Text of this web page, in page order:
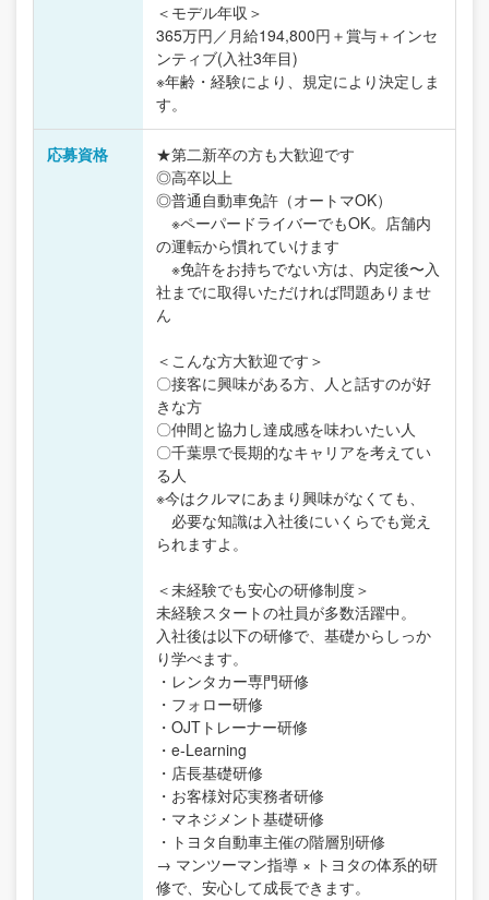
＜モデル年収＞
365万円／月給194,800円＋賞与＋インセ
ンティブ(入社3年目)
※年齢・経験により、規定により決定しま
す。
応募資格
★第二新卒の方も大歓迎です
◎高卒以上
◎普通自動車免許（オートマOK）
※ペーパードライバーでもOK。店舗内
の運転から慣れていけます
※免許をお持ちでない方は、内定後〜入
社までに取得いただければ問題ありませ
ん
＜こんな方大歓迎です＞
〇接客に興味がある方、人と話すのが好
きな方
〇仲間と協力し達成感を味わいたい人
〇千葉県で長期的なキャリアを考えてい
る人
※今はクルマにあまり興味がなくても、
必要な知識は入社後にいくらでも覚え
られますよ。
＜未経験でも安心の研修制度＞
未経験スタートの社員が多数活躍中。
入社後は以下の研修で、基礎からしっか
り学べます。
・レンタカー専門研修
・フォロー研修
・OJTトレーナー研修
・e-Learning
・店長基礎研修
・お客様対応実務者研修
・マネジメント基礎研修
・トヨタ自動車主催の階層別研修
→ マンツーマン指導 × トヨタの体系的研
修で、安心して成長できます。